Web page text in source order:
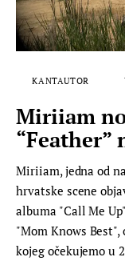
KANTAUTOR
Miriiam
“Feather”
Miriiam, jedna od
hrvatske scene
albuma "Call Me
"Mom Knows
kojeg očekujemo u